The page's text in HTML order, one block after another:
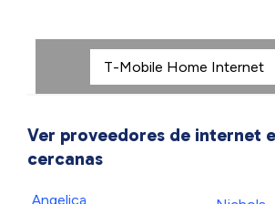
Ver proveedores de internet
cercanas
Angelica